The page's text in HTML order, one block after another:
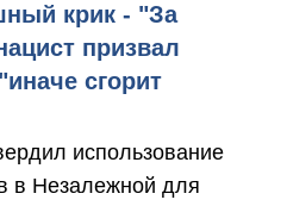
крик - "За
призвал
сгорит
использование
в Незалежной для